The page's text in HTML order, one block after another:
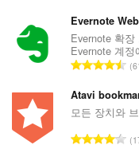
급
수
:
Evernote
Evernote 확
Evernote 계
총
급
수
Atavi
모든 장치와
총